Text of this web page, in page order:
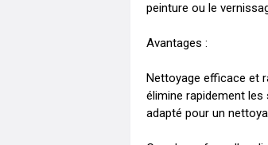
peinture ou le
Avantages :
Nettoyage efficace et
élimine rapidement
adapté pour un